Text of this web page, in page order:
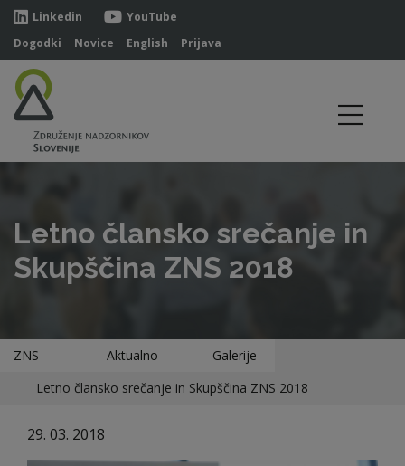
Linkedin
YouTube
Dogodki
Novice English Prijava
Letno člansko srečanje in
Skupščina ZNS 2018
ZNS Aktualno
Galerije
Letno člansko srečanje in Skupščina ZNS 2018
29. 03. 2018